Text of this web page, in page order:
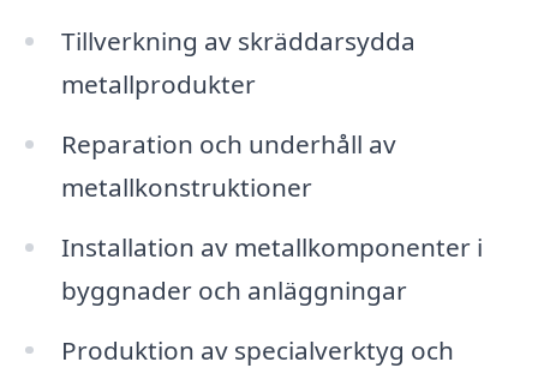
Tillverkning av skräddarsydda
metallprodukter
Reparation och underhåll av
metallkonstruktioner
Installation av metallkomponenter i
byggnader och anläggningar
Produktion av specialverktyg och